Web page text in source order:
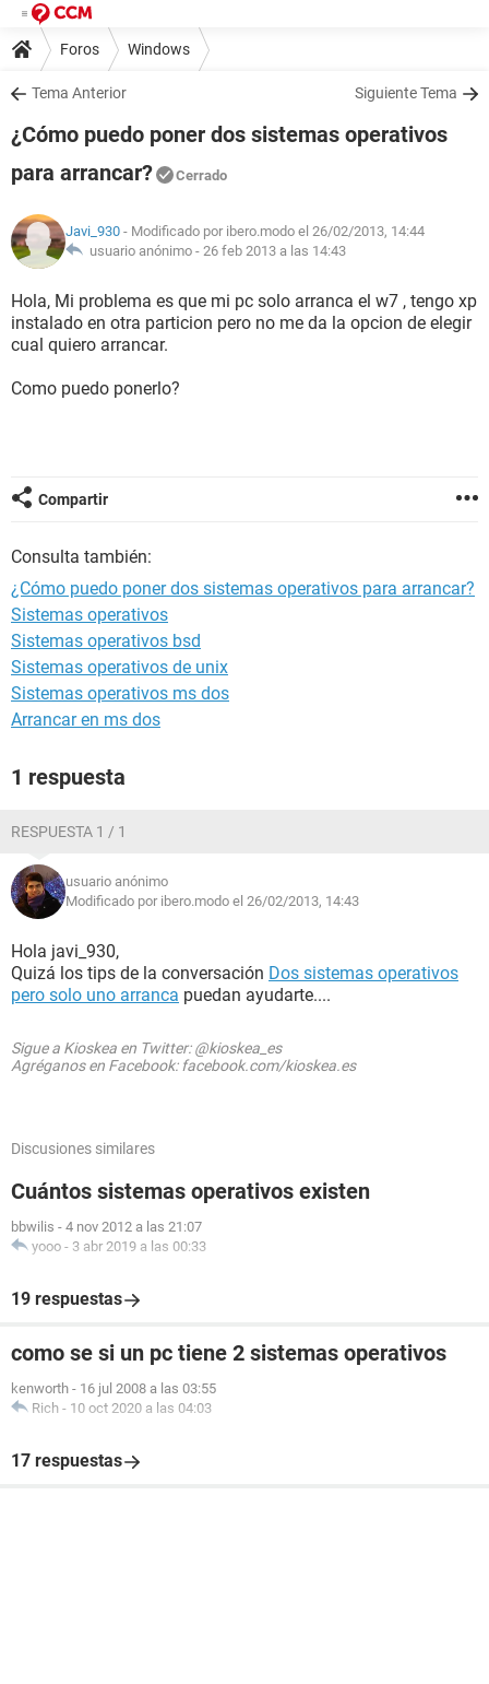
Foros Windows
Tema Anterior Siguiente Tema
¿Cómo puedo poner dos sistemas operativos
para arrancar?
Cerrado
Javi_930 - Modificado por ibero.modo el 26/02/2013, 14:44
usuario anónimo - 26 feb 2013 a las 14:43
Hola, Mi problema es que mi pc solo arranca el w7 , tengo xp
instalado en otra particion pero no me da la opcion de elegir
cual quiero arrancar.
Como puedo ponerlo?
Compartir
Consulta también:
¿Cómo puedo poner dos sistemas operativos para arrancar?
Sistemas operativos
Sistemas operativos bsd
Sistemas operativos de unix
Sistemas operativos ms dos
Arrancar en ms dos
1 respuesta
RESPUESTA 1 / 1
usuario anónimo
Modificado por ibero.modo el 26/02/2013, 14:43
Hola javi_930,
Quizá los tips de la conversación Dos sistemas operativos
pero solo uno arranca puedan ayudarte....
Sigue a Kioskea en Twitter: @kioskea_es
Agréganos en Facebook: facebook.com/kioskea.es
Discusiones similares
Cuántos sistemas operativos existen
bbwilis - 4 nov 2012 a las 21:07
yooo - 3 abr 2019 a las 00:33
19 respuestas
como se si un pc tiene 2 sistemas operativos
kenworth - 16 jul 2008 a las 03:55
Rich - 10 oct 2020 a las 04:03
17 respuestas